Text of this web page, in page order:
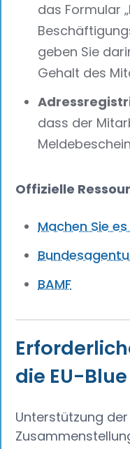
das Formular
geben Sie
Gehalt des
dass der
Offizielle
Machen Sie
BAMF
die EU-
Unterstützung